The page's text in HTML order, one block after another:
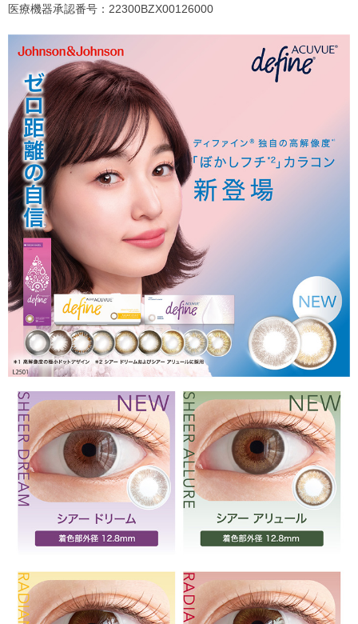
医療機器承認番号：22300BZX00126000